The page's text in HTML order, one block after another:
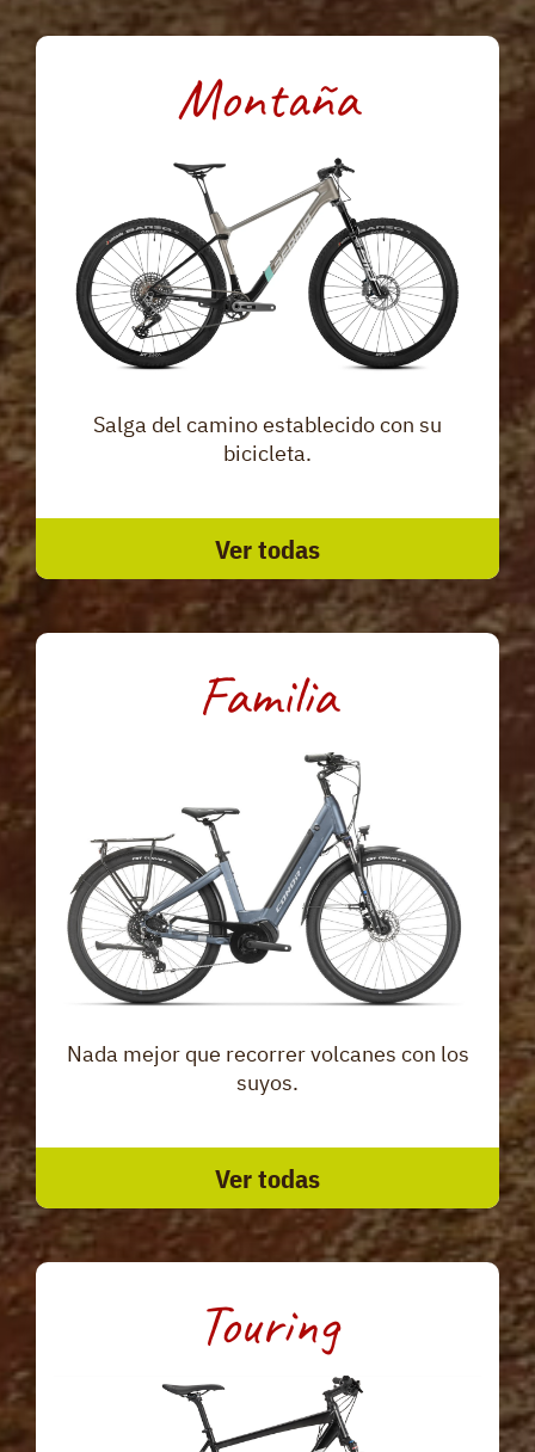
Montaña
Salga del camino establecido con su
bicicleta.
Ver todas
Familia
Nada mejor que recorrer volcanes con los
suyos.
Ver todas
Touring